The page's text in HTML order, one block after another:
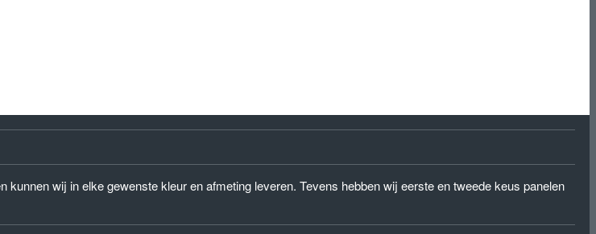
wij in elke gewenste kleur en afmeting leveren. Tevens hebben wij eerste en tweede keus panelen